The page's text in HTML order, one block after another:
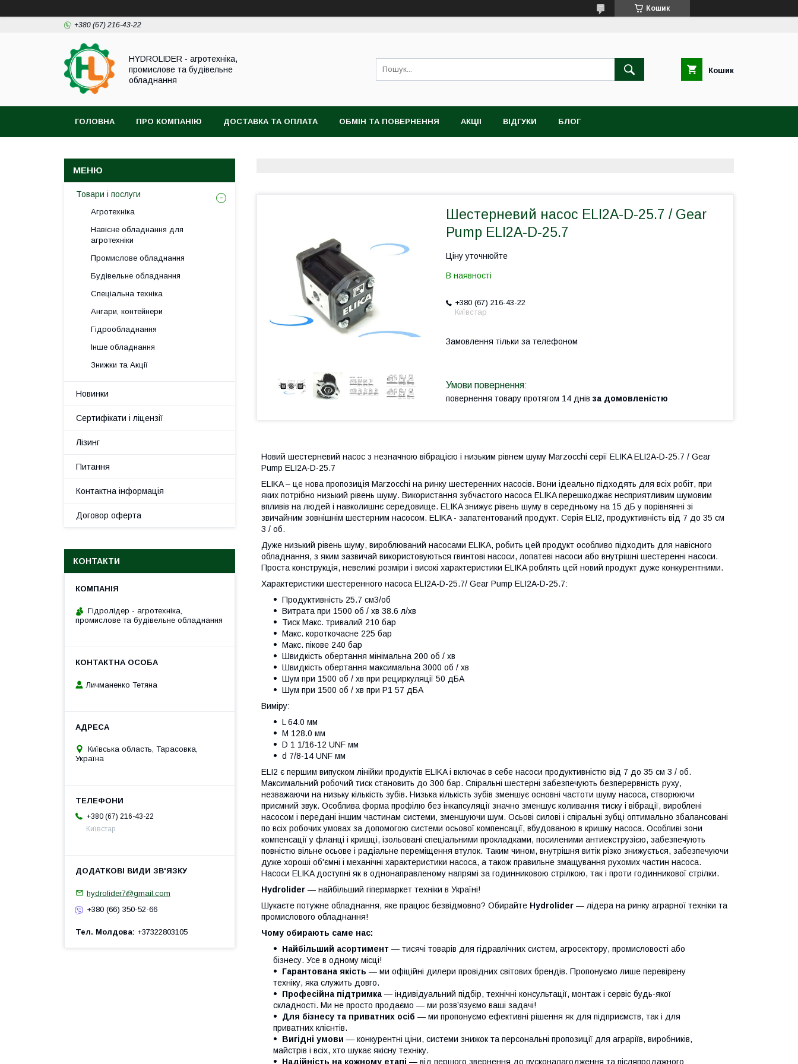
Кошик
+380 (67) 216-43-22
HYDROLIDER - агротехніка,
промислове та будівельне
обладнання
Кошик
ГОЛОВНА ПРО КОМПАНІЮ ДОСТАВКА ТА ОПЛАТА ОБМІН ТА ПОВЕРНЕННЯ АКЦІІ ВІДГУКИ БЛОГ
Шестерневий насос ELI2A-D-25.7 / Gear
Pump ELI2A-D-25.7
Ціну уточнюйте
В наявності
+380 (67) 216-43-22
Київстар
Замовлення тільки за телефоном
повернення товару протягом 14 днів за домовленістю
Новий шестерневий насос з незначною вібрацією і низьким рівнем шуму Marzocchi серії ELIKA ELI2A-D-25.7 / Gear
Pump ELI2A-D-25.7
ELIKA – це нова пропозиція Marzocchi на ринку шестеренних насосів. Вони ідеально підходять для всіх робіт, при
яких потрібно низький рівень шуму. Використання зубчастого насоса ELIKA перешкоджає несприятливим шумовим
впливів на людей і навколишнє середовище. ELIKA знижує рівень шуму в середньому на 15 дБ у порівнянні зі
звичайним зовнішнім шестерним насосом. ELIKA - запатентований продукт. Серія ELI2, продуктивність від 7 до 35 см
3 / об.
Дуже низький рівень шуму, вироблюваний насосами ELIKA, робить цей продукт особливо підходить для навісного
обладнання, з яким зазвичай використовуються гвинтові насоси, лопатеві насоси або внутрішні шестеренні насоси.
Проста конструкція, невеликі розміри і високі характеристики ELIKA роблять цей новий продукт дуже конкурентними.
Характеристики шестеренного насоса ELI2A-D-25.7/ Gear Pump ELI2A-D-25.7:
Продуктивність 25.7 см3/об
Витрата при 1500 об / хв 38.6 л/хв
Тиск Макс. тривалий 210 бар
Макс. короткочасне 225 бар
Макс. пікове 240 бар
Швидкість обертання мінімальна 200 об / хв
Швидкість обертання максимальна 3000 об / хв
Шум при 1500 об / хв при рециркуляції 50 дБА
Шум при 1500 об / хв при P1 57 дБА
Виміру:
L 64.0 мм
M 128.0 мм
D 1 1/16-12 UNF мм
d 7/8-14 UNF мм
ELI2 є першим випуском лінійки продуктів ELIKA і включає в себе насоси продуктивністю від 7 до 35 см 3 / об.
Максимальний робочий тиск становить до 300 бар. Спіральні шестерні забезпечують безперервність руху,
незважаючи на низьку кількість зубів. Низька кількість зубів зменшує основні частоти шуму насоса, створюючи
приємний звук. Особлива форма профілю без інкапсуляції значно зменшує коливання тиску і вібрації, вироблені
насосом і передані іншим частинам системи, зменшуючи шум. Осьові силові і спіральні зубці оптимально збалансовані
по всіх робочих умовах за допомогою системи осьової компенсації, вбудованою в кришку насоса. Особливі зони
компенсації у фланці і кришці, ізольовані спеціальними прокладками, посиленими антиекструзією, забезпечують
повністю вільне осьове і радіальне переміщення втулок. Таким чином, внутрішня витік різко знижується, забезпечуючи
дуже хороші об'ємні і механічні характеристики насоса, а також правильне змащування рухомих частин насоса.
Насоси ELIKA доступні як в однонаправленому напрямі за годинниковою стрілкою, так і проти годинникової стрілки.
Hydrolider — найбільший гіпермаркет техніки в Україні!
Шукаєте потужне обладнання, яке працює безвідмовно? Обирайте Hydrolider — лідера на ринку аграрної техніки та
промислового обладнання!
Чому обирають саме нас:
Найбільший асортимент — тисячі товарів для гідравлічних систем, агросектору, промисловості або
бізнесу. Усе в одному місці!
Гарантована якість — ми офіційні дилери провідних світових брендів. Пропонуємо лише перевірену
техніку, яка служить довго.
Професійна підтримка — індивідуальний підбір, технічні консультації, монтаж і сервіс будь-якої
складності. Ми не просто продаємо — ми розв’язуємо ваші задачі!
Для бізнесу та приватних осіб — ми пропонуємо ефективні рішення як для підприємств, так і для
приватних клієнтів.
Вигідні умови — конкурентні ціни, системи знижок та персональні пропозиції для аграріїв, виробників,
майстрів і всіх, хто шукає якісну техніку.
Надійність на кожному етапі — від першого звернення до пусконалагодження та післяпродажного
Товари і послуги
Агротехніка
Навісне обладнання для
агротехніки
Промислове обладнання
Будівельне обладнання
Спеціальна техніка
Ангари, контейнери
Гідрообладнання
Інше обладнання
Знижки та Акції
Новинки
Сертифікати і ліцензії
Лізинг
Питання
Контактна інформація
Договор оферта
КОНТАКТИ
Гідролідер - агротехніка,
промислове та будівельне обладнання
Личманенко Тетяна
Київська область, Тарасовка,
Україна
+380 (67) 216-43-22
Київстар
hydrolider7@gmail.com
+380 (66) 350-52-66
Тел. Молдова +37322803105